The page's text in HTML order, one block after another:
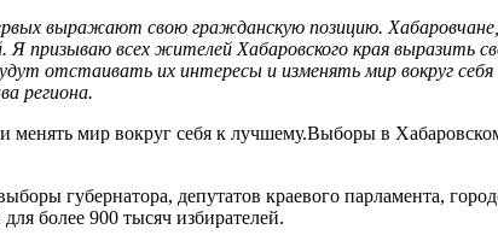
выражают свою гражданскую позицию.
призываю всех жителей Хабаровского края выразить
отстаивать их интересы и изменять мир вокруг себя
региона.
мир вокруг себя к лучшему.Выборы в
губернатора, депутатов краевого парламента,
более 900 тысяч избирателей.